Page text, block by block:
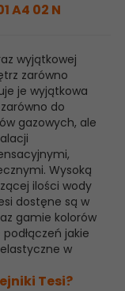
A4 02 N
wyjątkowej
zarówno
je wyjątkowa
do
gazowych, ale
Wysoką
ilości wody
dostęne są w
gamie kolorów
jakie
w
Tesi?